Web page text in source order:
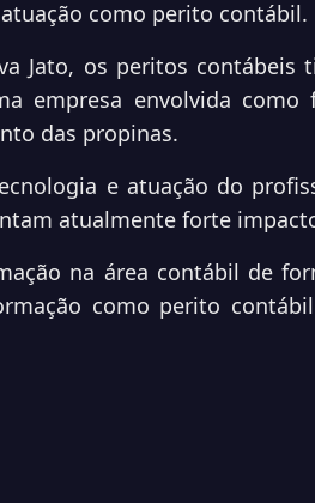
como perito contábil.
Jato, os peritos contábeis
empresa envolvida
das propinas.
e atuação do
atualmente forte
na área contábil de
como perito